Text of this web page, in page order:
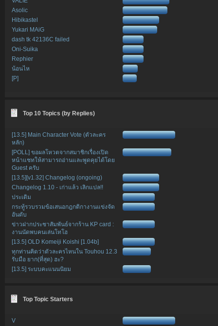
Asolic
Hibikastel
Yukari MAiG
dash tk 42136C failed
Oni-Suika
Rephier
น้อนไห
[P]
Top 10 Topics (by Replies)
[13.5] Main Character Vote (ตัวละคร
หลัก)
[POLL] ขอผลโหวตจากสมาชิกเรื่องเปิด
หน้าแชทให้สามารถอ่านและพูดคุยได้โดย
Guest ครับ
[13.5][v1.32] Changelog (ongoing)
Changelog 1.10 - เก่าแล้ว เลิกแปล!!
ประเดิม
กระทู้รวบรวมข้อเสนอกฎกติกางานแข่งจัด
อันดับ
ข่าวฝากประชาสัมพันธ์จากร้าน KP card :
งานนัดพบคนเล่นโทโฮ
[13.5] OLD Komeiji Koishi [1.04b]
ทุกท่านคิดว่าตัวละครไหนใน Touhou 12.3
รับมือ ยาก(ที่สุด) ฮะ?
[13.5] ระบบคะแนนนิยม
Top Topic Starters
V